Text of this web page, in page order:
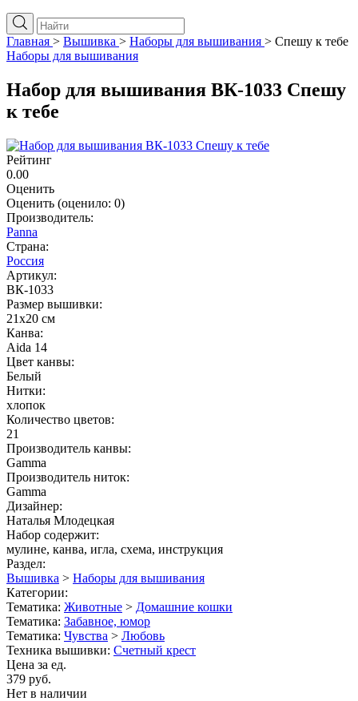
Главная > Вышивка > Наборы для вышивания > Спешу к тебе
Наборы для вышивания
Набор для вышивания ВК-1033 Спешу
к тебе
Рейтинг
0.00
Оценить
Оценить (оценило: 0)
Производитель:
Panna
Страна:
Россия
Артикул:
ВК-1033
Размер вышивки:
21x20 см
Канва:
Aida 14
Цвет канвы:
Белый
Нитки:
хлопок
Количество цветов:
21
Производитель канвы:
Gamma
Производитель ниток:
Gamma
Дизайнер:
Наталья Млодецкая
Набор содержит:
мулине, канва, игла, схема, инструкция
Раздел:
Вышивка > Наборы для вышивания
Категории:
Тематика: Животные > Домашние кошки
Тематика: Забавное, юмор
Тематика: Чувства > Любовь
Техника вышивки: Счетный крест
Цена за ед.
379 руб.
Нет в наличии